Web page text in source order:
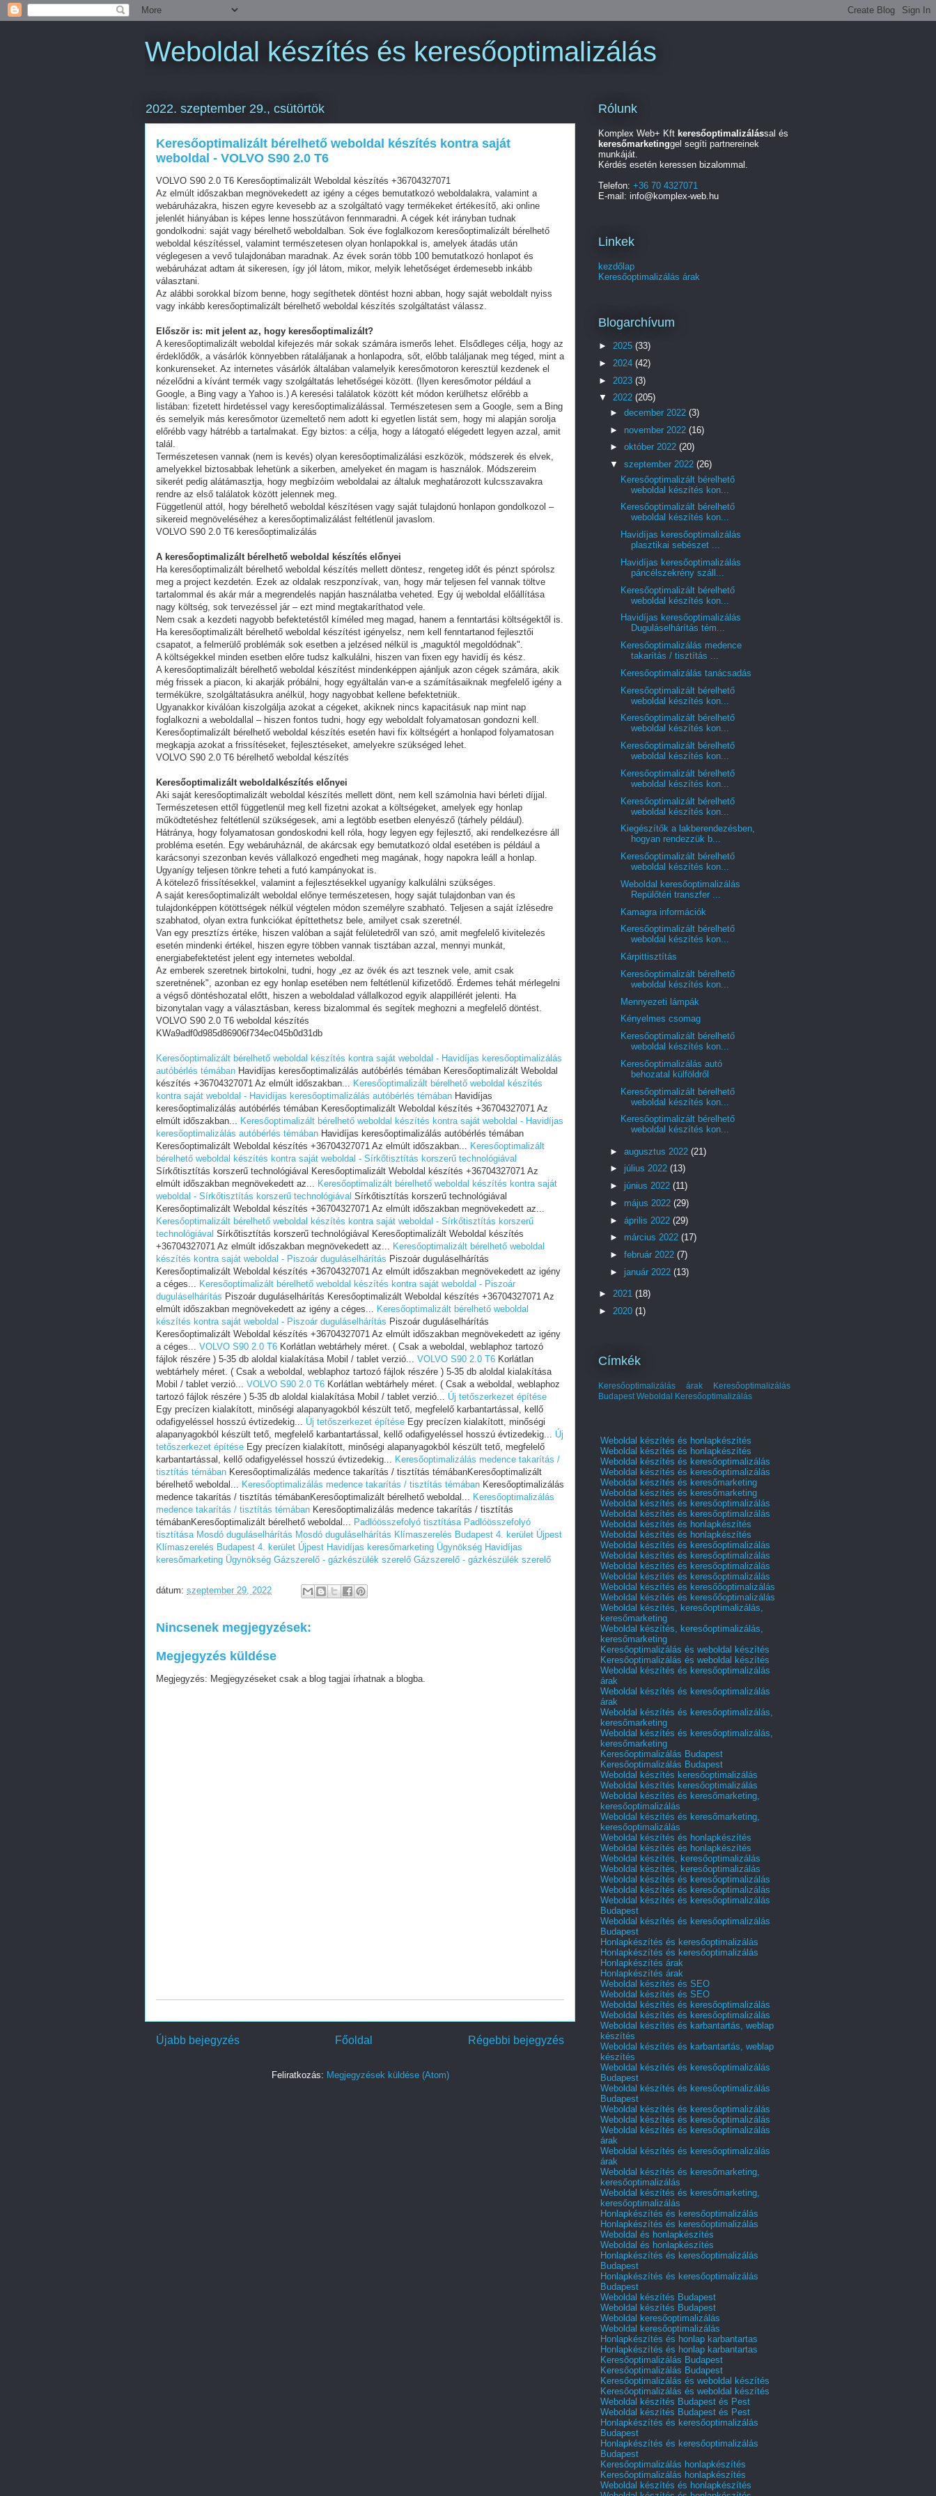
Weboldal készítés és keresőoptimalizálás
2022. szeptember 29., csütörtök
Keresőoptimalizált bérelhető weboldal készítés kontra saját
weboldal - VOLVO S90 2.0 T6
VOLVO S90 2.0 T6 Keresőoptimalizált Weboldal készítés +36704327071
Az elmúlt időszakban megnövekedett az igény a céges bemutatkozó weboldalakra, valamint a
webáruházakra, hiszen egyre kevesebb az a szolgáltató vagy termékeket értékesítő, aki online
jelenlét hiányában is képes lenne hosszútávon fennmaradni. A cégek két irányban tudnak
gondolkodni: saját vagy bérelhető weboldalban. Sok éve foglalkozom keresőoptimalizált bérelhető
weboldal készítéssel, valamint természetesen olyan honlapokkal is, amelyek átadás után
véglegesen a vevő tulajdonában maradnak. Az évek során több 100 bemutatkozó honlapot és
webáruházat adtam át sikeresen, így jól látom, mikor, melyik lehetőséget érdemesebb inkább
választani.
Az alábbi sorokkal bízom benne, hogy segíthetek döntést hozni abban, hogy saját weboldalt nyiss
vagy inkább keresőoptimalizált bérelhető weboldal készítés szolgáltatást válassz.
Először is: mit jelent az, hogy keresőoptimalizált?
A keresőoptimalizált weboldal kifejezés már sokak számára ismerős lehet. Elsődleges célja, hogy az
érdeklődők, a vásárlók könnyebben rátaláljanak a honlapodra, sőt, előbb találjanak meg téged, mint a
konkurenseket. Az internetes vásárlók általában valamelyik keresőmotoron keresztül kezdenek el
nézelődni a kívánt termék vagy szolgáltatás lehetőségei között. (Ilyen keresőmotor például a
Google, a Bing vagy a Yahoo is.) A keresési találatok között két módon kerülhetsz előrébb a
listában: fizetett hirdetéssel vagy keresőoptimalizálással. Természetesen sem a Google, sem a Bing
és semelyik más keresőmotor üzemeltető nem adott ki egyetlen listát sem, hogy mi alapján sorolja
előrébb vagy hátrébb a tartalmakat. Egy biztos: a célja, hogy a látogató elégedett legyen azzal, amit
talál.
Természetesen vannak (nem is kevés) olyan keresőoptimalizálási eszközök, módszerek és elvek,
amelyekkel biztosabbak lehetünk a sikerben, amelyeket én magam is használok. Módszereim
sikerét pedig alátámasztja, hogy megbízóim weboldalai az általuk meghatározott kulcsszavakra
rendre az első találatok között jelennek meg.
Függetlenül attól, hogy bérelhető weboldal készítésen vagy saját tulajdonú honlapon gondolkozol –
sikereid megnöveléséhez a keresőoptimalizálást feltétlenül javaslom.
VOLVO S90 2.0 T6 keresőoptimalizálás
A keresőoptimalizált bérelhető weboldal készítés előnyei
Ha keresőoptimalizált bérelhető weboldal készítés mellett döntesz, rengeteg időt és pénzt spórolsz
meg a project kezdetén. Ezek az oldalak reszponzívak, van, hogy már teljesen fel vannak töltve
tartalommal és akár már a megrendelés napján használatba veheted. Egy új weboldal előállítása
nagy költség, sok tervezéssel jár – ezt mind megtakaríthatod vele.
Nem csak a kezdeti nagyobb befektetéstől kíméled meg magad, hanem a fenntartási költségektől is.
Ha keresőoptimalizált bérelhető weboldal készítést igényelsz, nem kell fenntartanod fejlesztői
csapatot, a felmerülő problémák sok esetben a jelzésed nélkül is „maguktól megoldódnak".
A költségekkel minden esetben előre tudsz kalkulálni, hiszen van fixen egy havidíj és kész.
A keresőoptimalizált bérelhető weboldal készítést mindenképpen ajánljuk azon cégek számára, akik
még frissek a piacon, ki akarják próbálni, hogy egyáltalán van-e a számításaiknak megfelelő igény a
termékükre, szolgáltatásukra anélkül, hogy nagyobbat kellene befektetniük.
Ugyanakkor kiválóan kiszolgálja azokat a cégeket, akiknek nincs kapacitásuk nap mint nap
foglalkozni a weboldallal – hiszen fontos tudni, hogy egy weboldalt folyamatosan gondozni kell.
Keresőoptimalizált bérelhető weboldal készítés esetén havi fix költségért a honlapod folyamatosan
megkapja azokat a frissítéseket, fejlesztéseket, amelyekre szükséged lehet.
VOLVO S90 2.0 T6 bérelhető weboldal készítés
Keresőoptimalizált weboldalkészítés előnyei
Aki saját keresőoptimalizált weboldal készítés mellett dönt, nem kell számolnia havi bérleti díjjal.
Természetesen ettől függetlenül meg kell fizetni azokat a költségeket, amelyek egy honlap
működtetéshez feltétlenül szükségesek, ami a legtöbb esetben elenyésző (tárhely például).
Hátránya, hogy folyamatosan gondoskodni kell róla, hogy legyen egy fejlesztő, aki rendelkezésre áll
probléma esetén. Egy webáruháznál, de akárcsak egy bemutatkozó oldal esetében is például a
karácsonyi szezonban kevés vállalkozó engedheti meg magának, hogy napokra leáll a honlap.
Ugyanígy teljesen tönkre teheti a futó kampányokat is.
A kötelező frissítésekkel, valamint a fejlesztésekkel ugyanígy kalkulálni szükséges.
A saját keresőoptimalizált weboldal előnye természetesen, hogy saját tulajdonban van és
tulajdonképpen kötöttségek nélkül végtelen módon személyre szabható. Teljesen a saját ízlésedre
szabhatod, olyan extra funkciókat építtethetsz bele, amilyet csak szeretnél.
Van egy presztízs értéke, hiszen valóban a saját felületedről van szó, amit megfelelő kivitelezés
esetén mindenki értékel, hiszen egyre többen vannak tisztában azzal, mennyi munkát,
energiabefektetést jelent egy internetes weboldal.
Az emberek szeretnek birtokolni, tudni, hogy „ez az övék és azt tesznek vele, amit csak
szeretnének", azonban ez egy honlap esetében nem feltétlenül kifizetődő. Érdemes tehát mérlegelni
a végső döntéshozatal előtt, hiszen a weboldalad vállalkozod egyik alappillérét jelenti. Ha
bizonytalan vagy a választásban, keress bizalommal és segítek meghozni a megfelelő döntést.
VOLVO S90 2.0 T6 weboldal készítés
KWa9adf0d985d86906f734ec045b0d31db
Keresőoptimalizált bérelhető weboldal készítés kontra saját weboldal - Havidíjas keresőoptimalizálás
autóbérlés témában Havidíjas keresőoptimalizálás autóbérlés témában Keresőoptimalizált Weboldal
készítés +36704327071 Az elmúlt időszakban... Keresőoptimalizált bérelhető weboldal készítés
kontra saját weboldal - Havidíjas keresőoptimalizálás autóbérlés témában Havidíjas
keresőoptimalizálás autóbérlés témában Keresőoptimalizált Weboldal készítés +36704327071 Az
elmúlt időszakban... Keresőoptimalizált bérelhető weboldal készítés kontra saját weboldal - Havidíjas
keresőoptimalizálás autóbérlés témában Havidíjas keresőoptimalizálás autóbérlés témában
Keresőoptimalizált Weboldal készítés +36704327071 Az elmúlt időszakban... Keresőoptimalizált
bérelhető weboldal készítés kontra saját weboldal - Sírkőtisztítás korszerű technológiával
Sírkőtisztítás korszerű technológiával Keresőoptimalizált Weboldal készítés +36704327071 Az
elmúlt időszakban megnövekedett az... Keresőoptimalizált bérelhető weboldal készítés kontra saját
weboldal - Sírkőtisztítás korszerű technológiával Sírkőtisztítás korszerű technológiával
Keresőoptimalizált Weboldal készítés +36704327071 Az elmúlt időszakban megnövekedett az...
Keresőoptimalizált bérelhető weboldal készítés kontra saját weboldal - Sírkőtisztítás korszerű
technológiával Sírkőtisztítás korszerű technológiával Keresőoptimalizált Weboldal készítés
+36704327071 Az elmúlt időszakban megnövekedett az... Keresőoptimalizált bérelhető weboldal
készítés kontra saját weboldal - Piszoár duguláselhárítás Piszoár duguláselhárítás
Keresőoptimalizált Weboldal készítés +36704327071 Az elmúlt időszakban megnövekedett az igény
a céges... Keresőoptimalizált bérelhető weboldal készítés kontra saját weboldal - Piszoár
duguláselhárítás Piszoár duguláselhárítás Keresőoptimalizált Weboldal készítés +36704327071 Az
elmúlt időszakban megnövekedett az igény a céges... Keresőoptimalizált bérelhető weboldal
készítés kontra saját weboldal - Piszoár duguláselhárítás Piszoár duguláselhárítás
Keresőoptimalizált Weboldal készítés +36704327071 Az elmúlt időszakban megnövekedett az igény
a céges... VOLVO S90 2.0 T6 Korlátlan webtárhely méret. ( Csak a weboldal, weblaphoz tartozó
fájlok részére ) 5-35 db aloldal kialakítása Mobil / tablet verzió... VOLVO S90 2.0 T6 Korlátlan
webtárhely méret. ( Csak a weboldal, weblaphoz tartozó fájlok részére ) 5-35 db aloldal kialakítása
Mobil / tablet verzió... VOLVO S90 2.0 T6 Korlátlan webtárhely méret. ( Csak a weboldal, weblaphoz
tartozó fájlok részére ) 5-35 db aloldal kialakítása Mobil / tablet verzió... Új tetőszerkezet építése
Egy precízen kialakított, minőségi alapanyagokból készült tető, megfelelő karbantartással, kellő
odafigyeléssel hosszú évtizedekig... Új tetőszerkezet építése Egy precízen kialakított, minőségi
alapanyagokból készült tető, megfelelő karbantartással, kellő odafigyeléssel hosszú évtizedekig... Új
tetőszerkezet építése Egy precízen kialakított, minőségi alapanyagokból készült tető, megfelelő
karbantartással, kellő odafigyeléssel hosszú évtizedekig... Keresőoptimalizálás medence takarítás /
tisztítás témában Keresőoptimalizálás medence takarítás / tisztítás témábanKeresőoptimalizált
bérelhető weboldal... Keresőoptimalizálás medence takarítás / tisztítás témában Keresőoptimalizálás
medence takarítás / tisztítás témábanKeresőoptimalizált bérelhető weboldal... Keresőoptimalizálás
medence takarítás / tisztítás témában Keresőoptimalizálás medence takarítás / tisztítás
témábanKeresőoptimalizált bérelhető weboldal... Padlóösszefolyó tisztítása Padlóösszefolyó
tisztítása Mosdó duguláselhárítás Mosdó duguláselhárítás Klímaszerelés Budapest 4. kerület Újpest
Klímaszerelés Budapest 4. kerület Újpest Havidíjas keresőmarketing Ügynökség Havidíjas
keresőmarketing Ügynökség Gázszerelő - gázkészülék szerelő Gázszerelő - gázkészülék szerelő
dátum: szeptember 29, 2022
Nincsenek megjegyzések:
Megjegyzés küldése
Megjegyzés: Megjegyzéseket csak a blog tagjai írhatnak a blogba.
Újabb bejegyzés Régebbi bejegyzés
Főoldal
Feliratkozás: Megjegyzések küldése (Atom)
Rólunk
Komplex Web+ Kft keresőoptimalizálással és
keresőmarketinggel segíti partnereinek
munkáját.
Kérdés esetén keressen bizalommal.
Telefon: +36 70 4327071
E-mail: info@komplex-web.hu
Linkek
kezdőlap
Keresőoptimalizálás árak
Blogarchívum
► 2025 (33)
► 2024 (42)
► 2023 (3)
▼ 2022 (205)
► december 2022 (3)
► november 2022 (16)
► október 2022 (20)
▼ szeptember 2022 (26)
Keresőoptimalizált bérelhető
weboldal készítés kon...
Keresőoptimalizált bérelhető
weboldal készítés kon...
Havidíjas keresőoptimalizálás
plasztikai sebészet ...
Havidíjas keresőoptimalizálás
páncélszekrény száll...
Keresőoptimalizált bérelhető
weboldal készítés kon...
Havidíjas keresőoptimalizálás
Duguláselhárítás tém...
Keresőoptimalizálás medence
takarítás / tisztítás ...
Keresőoptimalizálás tanácsadás
Keresőoptimalizált bérelhető
weboldal készítés kon...
Keresőoptimalizált bérelhető
weboldal készítés kon...
Keresőoptimalizált bérelhető
weboldal készítés kon...
Keresőoptimalizált bérelhető
weboldal készítés kon...
Keresőoptimalizált bérelhető
weboldal készítés kon...
Kiegészítők a lakberendezésben,
hogyan rendezzük b...
Keresőoptimalizált bérelhető
weboldal készítés kon...
Weboldal keresőoptimalizálás
Repülőtéri transzfer ...
Kamagra információk
Keresőoptimalizált bérelhető
weboldal készítés kon...
Kárpittisztítás
Keresőoptimalizált bérelhető
weboldal készítés kon...
Mennyezeti lámpák
Kényelmes csomag
Keresőoptimalizált bérelhető
weboldal készítés kon...
Keresőoptimalizálás autó
behozatal külföldről
Keresőoptimalizált bérelhető
weboldal készítés kon...
Keresőoptimalizált bérelhető
weboldal készítés kon...
► augusztus 2022 (21)
► július 2022 (13)
► június 2022 (11)
► május 2022 (29)
► április 2022 (29)
► március 2022 (17)
► február 2022 (7)
► január 2022 (13)
► 2021 (18)
► 2020 (1)
Címkék
Keresőoptimalizálás árak
Keresőoptimalizálás
Budapest Weboldal Keresőoptimalizálás
Weboldal készítés és honlapkészítés
Weboldal készítés és honlapkészítés
Weboldal készítés és keresőoptimalizálás
Weboldal készítés és keresőoptimalizálás
Weboldal készítés és keresőmarketing
Weboldal készítés és keresőmarketing
Weboldal készítés és keresőoptimalizálás
Weboldal készítés és keresőoptimalizálás
Weboldal készítés és honlapkészítés
Weboldal készítés és honlapkészítés
Weboldal készítés és keresőoptimalizálás
Weboldal készítés és keresőoptimalizálás
Weboldal készítés és keresőoptimalizálás
Weboldal készítés és keresőoptimalizálás
Weboldal készítés és keresőőoptimalizálás
Weboldal készítés és keresőőoptimalizálás
Weboldal készítés, keresőoptimalizálás,
keresőmarketing
Weboldal készítés, keresőoptimalizálás,
keresőmarketing
Keresőoptimalizálás és weboldal készítés
Keresőoptimalizálás és weboldal készítés
Weboldal készítés és keresőoptimalizálás
árak
Weboldal készítés és keresőoptimalizálás
árak
Weboldal készítés és keresőoptimalizálás,
keresőmarketing
Weboldal készítés és keresőoptimalizálás,
keresőmarketing
Keresőoptimalizálás Budapest
Keresőoptimalizálás Budapest
Weboldal készítés keresőoptimalizálás
Weboldal készítés keresőoptimalizálás
Weboldal készítés és keresőmarketing,
keresőoptimalizálás
Weboldal készítés és keresőmarketing,
keresőoptimalizálás
Weboldal készítés és honlapkészítés
Weboldal készítés és honlapkészítés
Weboldal készítés, keresőoptimalizálás
Weboldal készítés, keresőoptimalizálás
Weboldal készítés és keresőoptimalizálás
Weboldal készítés és keresőoptimalizálás
Weboldal készítés és keresőoptimalizálás
Budapest
Weboldal készítés és keresőoptimalizálás
Budapest
Honlapkészítés és keresőoptimalizálás
Honlapkészítés és keresőoptimalizálás
Honlapkészítés árak
Honlapkészítés árak
Weboldal készítés és SEO
Weboldal készítés és SEO
Weboldal készítés és keresőoptimalizálás
Weboldal készítés és keresőoptimalizálás
Weboldal készítés és karbantartás, weblap
készítés
Weboldal készítés és karbantartás, weblap
készítés
Weboldal készítés és keresőoptimalizálás
Budapest
Weboldal készítés és keresőoptimalizálás
Budapest
Weboldal készítés és keresőoptimalizálás
Weboldal készítés és keresőoptimalizálás
Weboldal készítés és keresőoptimalizálás
árak
Weboldal készítés és keresőoptimalizálás
árak
Weboldal készítés és keresőmarketing,
keresőoptimalizálás
Weboldal készítés és keresőmarketing,
keresőoptimalizálás
Honlapkészítés és keresőoptimalizálás
Honlapkészítés és keresőoptimalizálás
Weboldal és honlapkészítés
Weboldal és honlapkészítés
Honlapkészítés és keresőoptimalizálás
Budapest
Honlapkészítés és keresőoptimalizálás
Budapest
Weboldal készítés Budapest
Weboldal készítés Budapest
Weboldal keresőoptimalizálás
Weboldal keresőoptimalizálás
Honlapkészítés és honlap karbantartas
Honlapkészítés és honlap karbantartas
Keresőoptimalizálás Budapest
Keresőoptimalizálás Budapest
Keresőoptimalizálás és weboldal készítés
Keresőoptimalizálás és weboldal készítés
Weboldal készítés Budapest és Pest
Weboldal készítés Budapest és Pest
Honlapkészítés és keresőoptimalizálás
Budapest
Honlapkészítés és keresőoptimalizálás
Budapest
Keresőoptimalizálás honlapkészítés
Keresőoptimalizálás honlapkészítés
Weboldal készítés és honlapkészítés